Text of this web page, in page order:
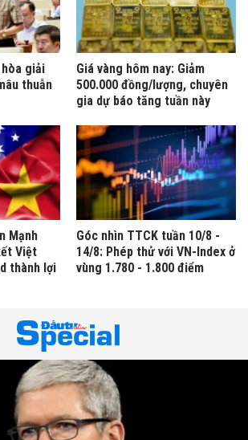
giải
thuẫn
Giá vàng hôm nay: Giảm
500.000 đồng/lượng, chuyên
gia dự báo tăng tuần này
Mạnh
Việt
thành lợi
Góc nhìn TTCK tuần 10/8 -
14/8: Phép thử với VN-Index ở
vùng 1.780 - 1.800 điểm